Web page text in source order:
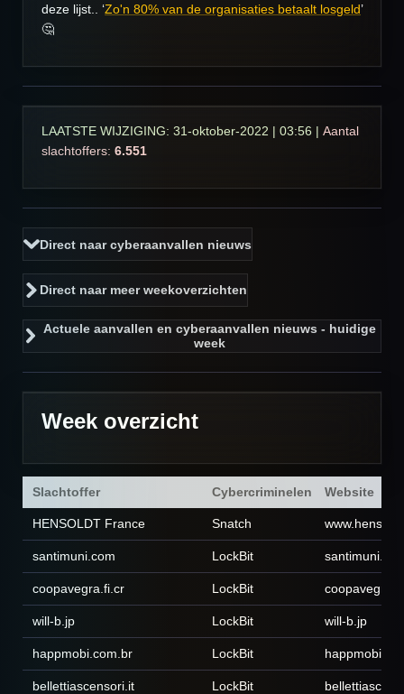
deze lijst.. ‘Zo'n 80% van de organisaties betaalt losgeld’
🤔
LAATSTE WIJZIGING: 31-oktober-2022 | 03:56 | Aantal
slachtoffers: 6.551
Direct naar cyberaanvallen nieuws
Direct naar meer weekoverzichten
Actuele aanvallen en cyberaanvallen nieuws - huidige
week
Week overzicht
Slachtoffer Cybercriminelen Website
HENSOLDT France Snatch
santimuni.com LockBit
coopavegra.fi.cr LockBit
will-b.jp LockBit will-b.jp
happmobi.com.br LockBit
bellettiascensori.it LockBit